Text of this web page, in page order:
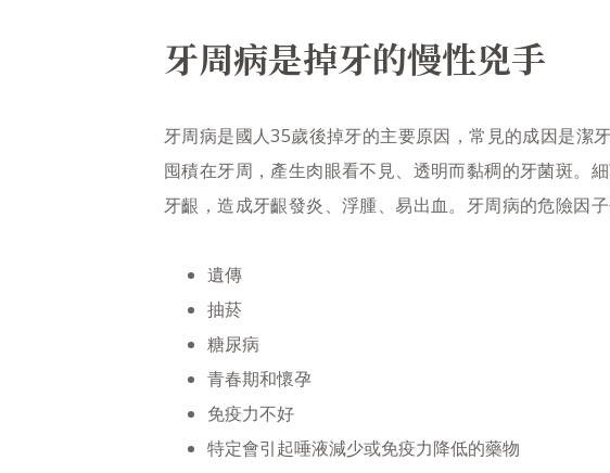
牙周病是掉牙的慢性兇手
牙周病是國人35歲後掉牙的主要原因，常見的成因是潔
囤積在牙周，產生肉眼看不見、透明而黏稠的牙菌斑。
牙齦，造成牙齦發炎、浮腫、易出血。牙周病的危險因子
遺傳
抽菸
糖尿病
青春期和懷孕
免疫力不好
特定會引起唾液減少或免疫力降低的藥物